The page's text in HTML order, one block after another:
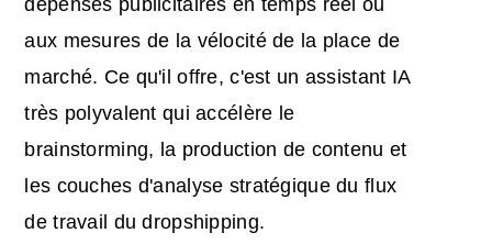
aux mesures de la vélocité de la place de
marché. Ce qu'il offre, c'est un assistant IA
très polyvalent qui accélère le
brainstorming, la production de contenu et
les couches d'analyse stratégique du flux
de travail du dropshipping.